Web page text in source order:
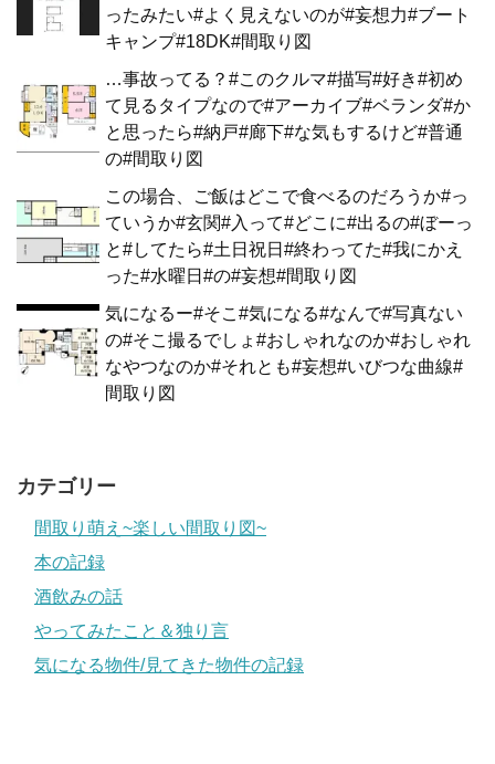
ったみたい#よく見えないのが#妄想力#ブート
キャンプ#18DK#間取り図
…事故ってる？#このクルマ#描写#好き#初め
て見るタイプなので#アーカイブ#ベランダ#か
と思ったら#納戸#廊下#な気もするけど#普通
の#間取り図
この場合、ご飯はどこで食べるのだろうか#っ
ていうか#玄関#入って#どこに#出るの#ぼーっ
と#してたら#土日祝日#終わってた#我にかえ
った#水曜日#の#妄想#間取り図
気になるー#そこ#気になる#なんで#写真ない
の#そこ撮るでしょ#おしゃれなのか#おしゃれ
なやつなのか#それとも#妄想#いびつな曲線#
間取り図
カテゴリー
間取り萌え~楽しい間取り図~
本の記録
酒飲みの話
やってみたこと＆独り言
気になる物件/見てきた物件の記録